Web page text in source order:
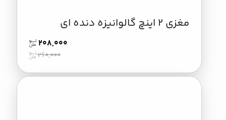
مغزی 2 اینچ گالوانیزه دنده ای
208,000
260,000